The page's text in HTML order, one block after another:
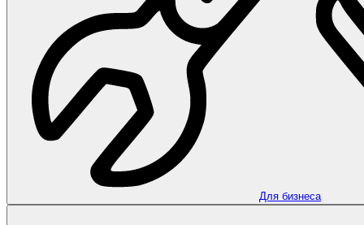
Для бизнеса